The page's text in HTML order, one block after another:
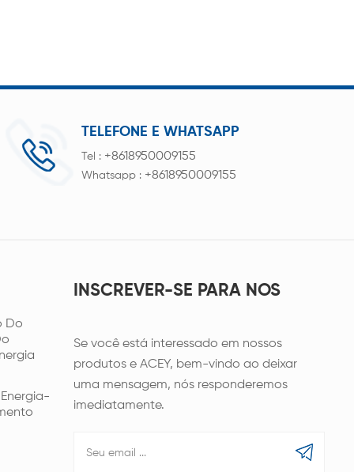
TELEFONE E WHATSAPP
Tel : +8618950009155
Whatsapp : +8618950009155
Do
INSCREVER-SE PARA NOS
Se você está interessado em nossos
produtos e ACEY, bem-vindo ao deixar
uma mensagem, nós responderemos
imediatamente.